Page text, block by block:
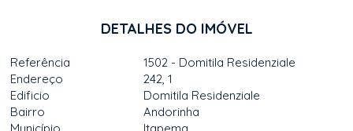
DETALHES DO IMÓVEL
Referência
1502 - Domitila Residenziale
Endereço
242, 1
Edificio
Domitila Residenziale
Bairro
Andorinha